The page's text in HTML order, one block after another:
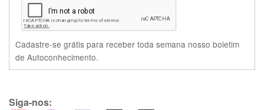
Cadastre-se grátis para receber toda semana nosso boletim
de Autoconhecimento.
Siga-nos: